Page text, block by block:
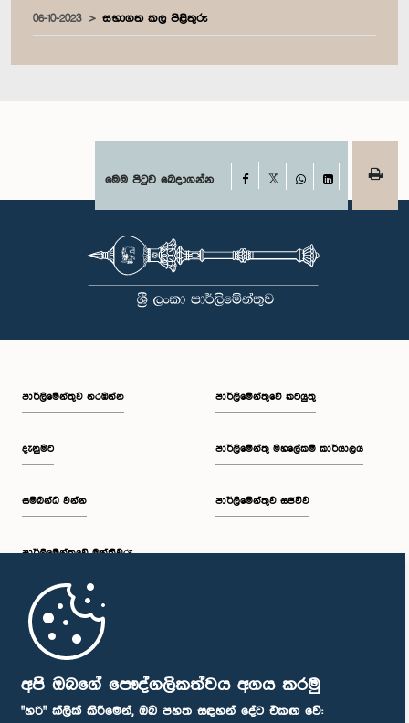
අපි ඔබගේ පෞද්ගලිකත්වය අගය කරමු
"හරි" ක්ලික් කිරීමෙන්, ඔබ පහත සඳහන් දේට එකඟ වේ:
06-10-2023 සභාගත කල පිළිතුරු
මෙම පිටුව බෙදාගන්න Facebook
WhatsAppLinkedIn
පාර්ලි‌මේන්තුව නරඹන්න
දැනුමට
සම්බන්ධ වන්න
පාර්ලි‌මේන්තුවේ මන්ත්‍රීවරු
මුල් පිටුව
පාර්ලිමේන්තුවේ කටයුතු
පාර්ලිමේන්තු මහලේකම් කාර්යාලය
පාර්ලිමේන්තුව සජීවීව
පාර්ලිමේන්තු ජංගම යෙදුම